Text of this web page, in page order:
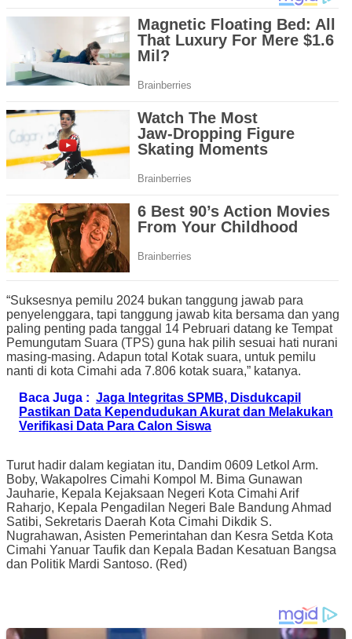
“Suksesnya pemilu 2024 bukan tanggung jawab para
penyelenggara, tapi tanggung jawab kita bersama dan yang
paling penting pada tanggal 14 Pebruari datang ke Tempat
Pemungutam Suara (TPS) guna hak pilih sesuai hati nurani
masing-masing. Adapun total Kotak suara, untuk pemilu
nanti di kota Cimahi ada 7.806 kotak suara,” katanya.
Baca Juga : Jaga Integritas SPMB, Disdukcapil
Pastikan Data Kependudukan Akurat dan Melakukan
Verifikasi Data Para Calon Siswa
Turut hadir dalam kegiatan itu, Dandim 0609 Letkol Arm.
Boby, Wakapolres Cimahi Kompol M. Bima Gunawan
Jauharie, Kepala Kejaksaan Negeri Kota Cimahi Arif
Raharjo, Kepala Pengadilan Negeri Bale Bandung Ahmad
Satibi, Sekretaris Daerah Kota Cimahi Dikdik S.
Nugrahawan, Asisten Pemerintahan dan Kesra Setda Kota
Cimahi Yanuar Taufik dan Kepala Badan Kesatuan Bangsa
dan Politik Mardi Santoso. (Red)